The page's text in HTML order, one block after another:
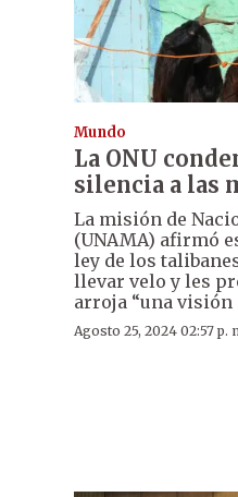
Mundo
La ONU
silencia a las
La misión de
(UNAMA) afirmó
ley de los
llevar velo y les
arroja “una visión
Agosto 25, 2024 02:57 p.